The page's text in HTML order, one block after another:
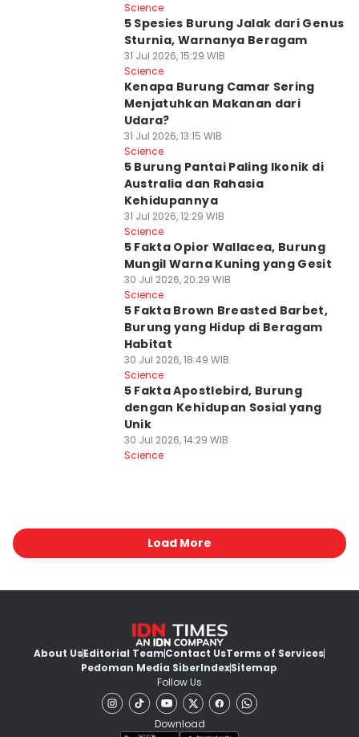
Science
5 Spesies Burung Jalak dari Genus
Sturnia, Warnanya Beragam
31 Jul 2026, 15:29 WIB
Science
Kenapa Burung Camar Sering
Menjatuhkan Makanan dari
Udara?
31 Jul 2026, 13:15 WIB
Science
5 Burung Pantai Paling Ikonik di
Australia dan Rahasia
Kehidupannya
31 Jul 2026, 12:29 WIB
Science
5 Fakta Opior Wallacea, Burung
Mungil Warna Kuning yang Gesit
30 Jul 2026, 20:29 WIB
Science
5 Fakta Brown Breasted Barbet,
Burung yang Hidup di Beragam
Habitat
30 Jul 2026, 18:49 WIB
Science
5 Fakta Apostlebird, Burung
dengan Kehidupan Sosial yang
Unik
30 Jul 2026, 14:29 WIB
Science
Load More
About UsEditorial TeamContact UsTerms of Services
Pedoman Media SiberIndexSitemap
Follow Us
Download